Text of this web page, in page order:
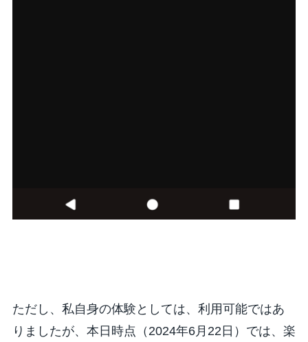
ただし、私自身の体験としては、利用可能ではあ
りましたが、本日時点（2024年6月22日）では、楽